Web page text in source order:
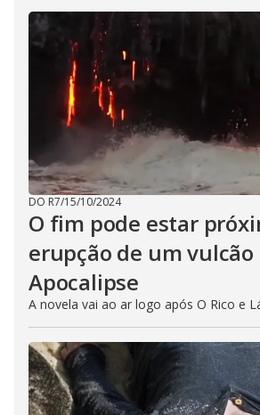
DO R7/15/10/2024
O fim pode estar
erupção de um vulcão
Apocalipse
A novela vai ao ar logo após O Rico e